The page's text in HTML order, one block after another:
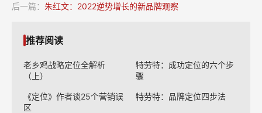
后一篇： 朱红文：2022逆势增长的新品牌观察
推荐阅读
老乡鸡战略定位全解析
（上）
特劳特：成功定位的六个步
骤
《定位》作者谈25个营销误
区
特劳特：品牌定位四步法